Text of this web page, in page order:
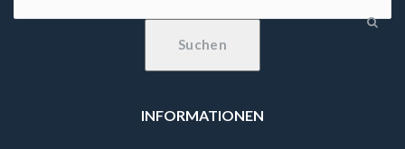
Suchen
INFORMATIONEN